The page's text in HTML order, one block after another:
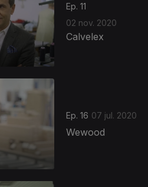
Ep. 11
02 nov. 2020
Calvelex
Ep. 16 07 jul. 2020
Wewood